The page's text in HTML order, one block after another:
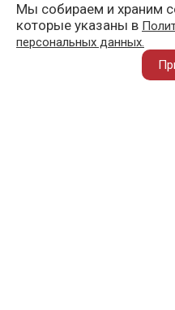
+7 (977) 418-45-
Мы собираем и храним
которые указаны в
персональных данных.